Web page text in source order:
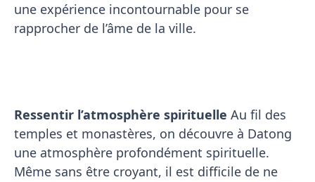
une expérience incontournable pour se
rapprocher de l’âme de la ville.
Ressentir l’atmosphère spirituelle Au fil des
temples et monastères, on découvre à Datong
une atmosphère profondément spirituelle.
Même sans être croyant, il est difficile de ne